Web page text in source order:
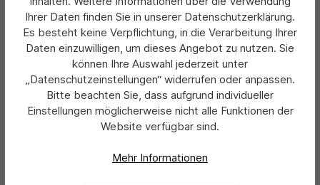
Fachshop kaufen können, bestehen aus hochwertiger
selbstklebender Folie. Sie sind wasserfest, prinzipiell
extrem belastbar und langlebig. Wenn Sie sich für laminierte
Premium-Sticker mit Zahl und Druck entscheiden,
profitieren Sie zudem von einer besonders hohen
Kratzfestigkeit und UV-Beständigkeit sowie einer
Haltbarkeit von bis zu sieben Jahren. Grundsätzlich können
Sie die Klebeetiketten sowohl im Innen- als auch im
Außenbereich einsetzen.
Nummerierte Inventaraufkleber aus
Ihrer Daten finden Sie in unserer Datenschutzerklärung.
Es besteht keine Verpflichtung, in die Verarbeitung Ihrer
Daten einzuwilligen, um dieses Angebot zu nutzen. Sie
können Ihre Auswahl jederzeit unter
„Datenschutzeinstellungen“ widerrufen oder anpassen.
Bitte beachten Sie, dass aufgrund individueller
Einstellungen möglicherweise nicht alle Funktionen der
Website verfügbar sind.
Mehr Informationen